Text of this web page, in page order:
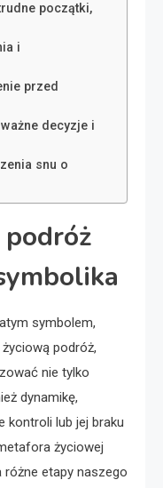
początki,
i
przed
decyzje i
snu o
podróż
symbolem,
podróż,
nie tylko
dynamikę,
kontroli lub jej braku
życiowej
etapy naszego